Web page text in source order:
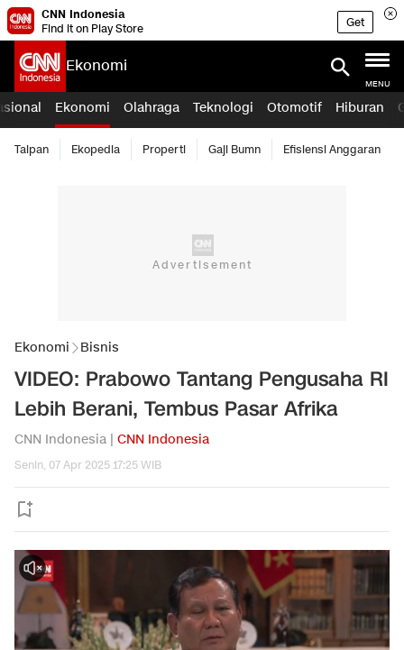
CNN Indonesia
Find it on Play Store
Get
Ekonomi
MENU
Ekonomi Olahraga Teknologi Otomotif Hiburan
Taipan Ekopedia Properti Gaji Bumn Efisiensi Anggaran
Ekonomi Bisnis
VIDEO: Prabowo Tantang Pengusaha RI
Lebih Berani, Tembus Pasar Afrika
CNN Indonesia | CNN Indonesia
Senin, 07 Apr 2025 17:25 WIB